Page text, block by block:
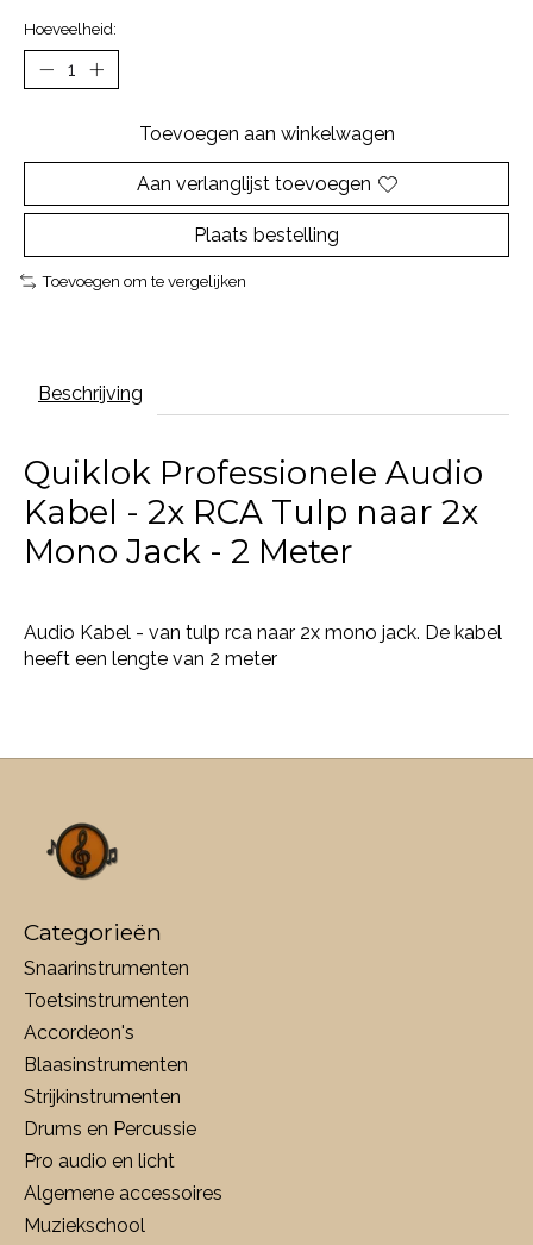
Hoeveelheid:
Toevoegen aan winkelwagen
Aan verlanglijst toevoegen
Plaats bestelling
Toevoegen om te vergelijken
Beschrijving
Quiklok Professionele Audio
Kabel - 2x RCA Tulp naar 2x
Mono Jack - 2 Meter
Audio Kabel - van tulp rca naar 2x mono jack. De kabel
heeft een lengte van 2 meter
Categorieën
Snaarinstrumenten
Toetsinstrumenten
Accordeon's
Blaasinstrumenten
Strijkinstrumenten
Drums en Percussie
Pro audio en licht
Algemene accessoires
Muziekschool